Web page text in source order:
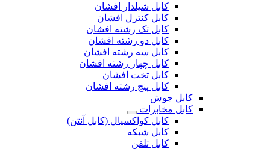
کابل شیلدار افشان
کابل کنترل افشان
کابل تک رشته افشان
کابل دو رشته افشان
کابل سه رشته افشان
کابل چهار رشته افشان
کابل تخت افشان
کابل پنج رشته افشان
کابل جوش
کابل مخابرات
کابل کواکسیال (کابل آنتن)
کابل شبکه
کابل تلفن